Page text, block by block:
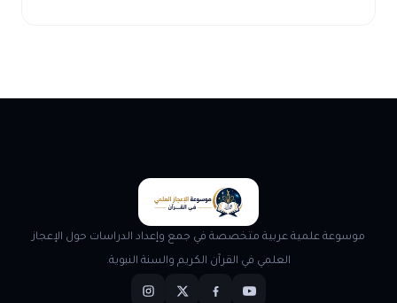
موسوعة علمية عربية متخصصة في جمع وإعداد الدراسات حول الإعجاز
العلمي في القرآن الكريم والسنة النبوية.